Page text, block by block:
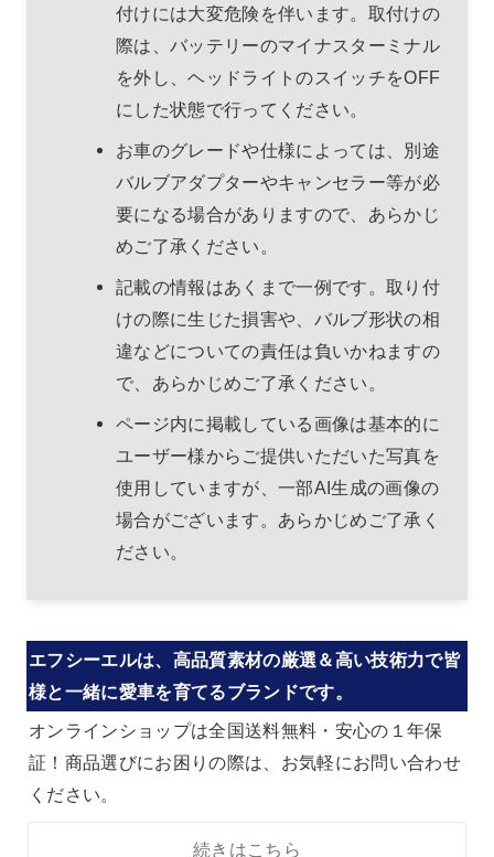
付けには大変危険を伴います。取付けの
際は、バッテリーのマイナスターミナル
を外し、ヘッドライトのスイッチをOFF
にした状態で行ってください。
お車のグレードや仕様によっては、別途
バルブアダプターやキャンセラー等が必
要になる場合がありますので、あらかじ
めご了承ください。
記載の情報はあくまで一例です。取り付
けの際に生じた損害や、バルブ形状の相
違などについての責任は負いかねますの
で、あらかじめご了承ください。
ページ内に掲載している画像は基本的に
ユーザー様からご提供いただいた写真を
使用していますが、一部AI生成の画像の
場合がございます。あらかじめご了承く
ださい。
エフシーエルは、高品質素材の厳選＆高い技術力で皆
様と一緒に愛車を育てるブランドです。
オンラインショップは全国送料無料・安心の１年保
証！商品選びにお困りの際は、お気軽にお問い合わせ
ください。
続きはこちら